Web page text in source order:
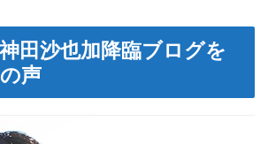
田沙也加降臨ブログを
声